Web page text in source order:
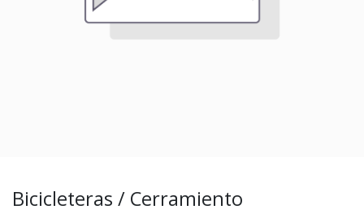
Bicicleteras / Cerramiento